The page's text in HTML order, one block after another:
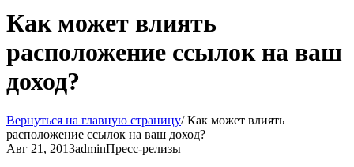
Как может влиять
расположение ссылок на ваш
доход?
Вернуться на главную страницу/Как может влиять
расположение ссылок на ваш доход?
Авг 21, 2013adminПресс-релизы